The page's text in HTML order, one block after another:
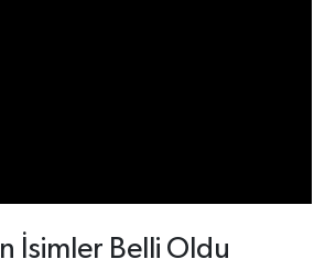
İsimler Belli Oldu